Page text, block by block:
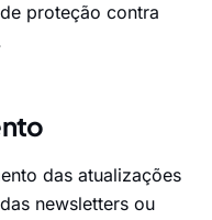
proteção contra
das atualizações
newsletters ou